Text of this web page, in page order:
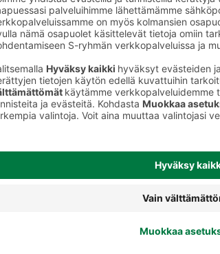
Lastenruoat 12+ kk